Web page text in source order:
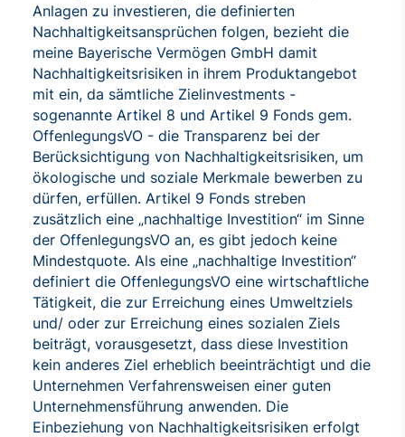
Anlagen zu investieren, die definierten
Nachhaltigkeitsansprüchen folgen, bezieht die
meine Bayerische Vermögen GmbH damit
Nachhaltigkeitsrisiken in ihrem Produktangebot
mit ein, da sämtliche Zielinvestments -
sogenannte Artikel 8 und Artikel 9 Fonds gem.
OffenlegungsVO - die Transparenz bei der
Berücksichtigung von Nachhaltigkeitsrisiken, um
ökologische und soziale Merkmale bewerben zu
dürfen, erfüllen. Artikel 9 Fonds streben
zusätzlich eine „nachhaltige Investition“ im Sinne
der OffenlegungsVO an, es gibt jedoch keine
Mindestquote. Als eine „nachhaltige Investition“
definiert die OffenlegungsVO eine wirtschaftliche
Tätigkeit, die zur Erreichung eines Umweltziels
und/ oder zur Erreichung eines sozialen Ziels
beiträgt, vorausgesetzt, dass diese Investition
kein anderes Ziel erheblich beeinträchtigt und die
Unternehmen Verfahrensweisen einer guten
Unternehmensführung anwenden. Die
Einbeziehung von Nachhaltigkeitsrisiken erfolgt